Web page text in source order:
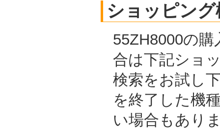
ショッピング
55ZH8000の
合は下記ショ
検索をお試し
を終了した機
い場合もあり